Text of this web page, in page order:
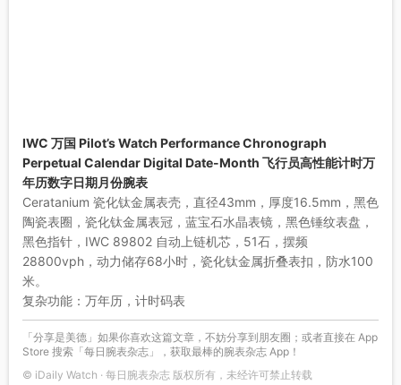
IWC 万国 Pilot’s Watch Performance Chronograph
Perpetual Calendar Digital Date-Month 飞行员高性能计时万
年历数字日期月份腕表
Ceratanium 瓷化钛金属表壳，直径43mm，厚度16.5mm，黑色
陶瓷表圈，瓷化钛金属表冠，蓝宝石水晶表镜，黑色锤纹表盘，
黑色指针，IWC 89802 自动上链机芯，51石，摆频
28800vph，动力储存68小时，瓷化钛金属折叠表扣，防水100
米。
复杂功能：万年历，计时码表
「分享是美德」如果你喜欢这篇文章，不妨分享到朋友圈；或者直接在 App
Store 搜索「每日腕表杂志」，获取最棒的腕表杂志 App！
© iDaily Watch · 每日腕表杂志 版权所有，未经许可禁止转载